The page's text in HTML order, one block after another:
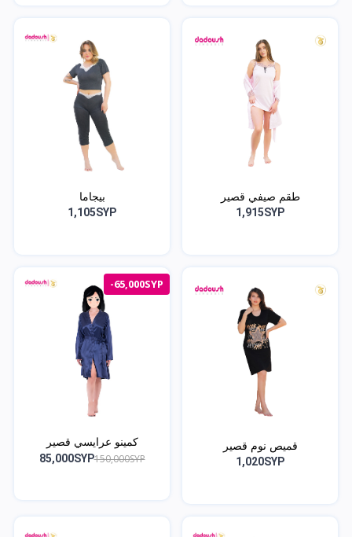
طقم صيفي قصير
1,915SYP
بيجاما
1,105SYP
قميص نوم قصير
1,020SYP
-65,000SYP
كمينو عرايسي قصير
150,000SYP
85,000SYP